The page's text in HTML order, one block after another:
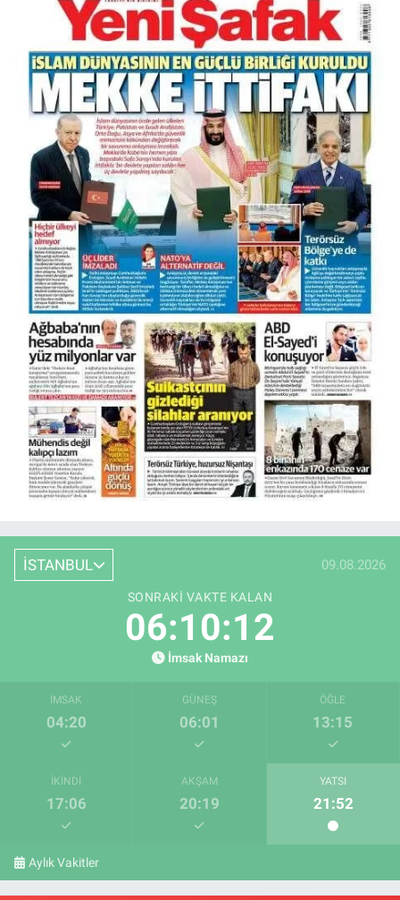
İSTANBUL 09.08.2026
SONRAKI VAKTE KALAN
06:10:11
İmsak Namazı
İMSAK
04:20
GÜNEŞ
06:01
ÖĞLE
13:15
İKINDI
17:06
AKŞAM
20:19
YATSI
21:52
Aylık Vakitler